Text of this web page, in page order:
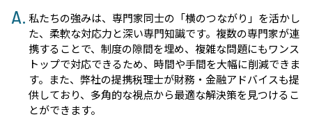
私たちの強みは、専門家同士の「横のつながり」を活かし
た、柔軟な対応力と深い専門知識です。複数の専門家が連
携することで、制度の隙間を埋め、複雑な問題にもワンス
トップで対応できるため、時間や手間を大幅に削減できま
す。また、弊社の提携税理士が財務・金融アドバイスも提
供しており、多角的な視点から最適な解決策を見つけるこ
とができます。